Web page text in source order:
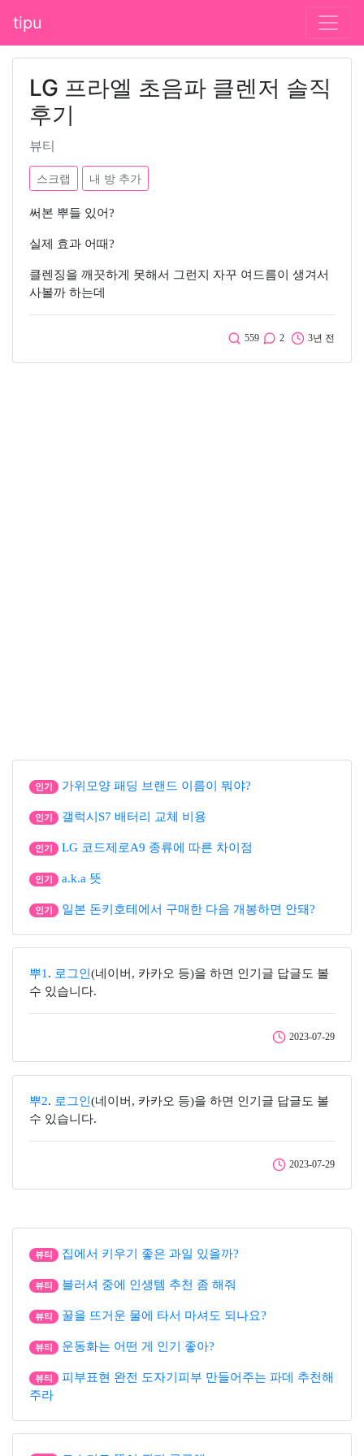
tipu
LG 프라엘 초음파 클렌저 솔직
후기
뷰티
스크랩 내 방 추가
써본 뿌들 있어?
실제 효과 어때?
클렌징을 깨끗하게 못해서 그런지 자꾸 여드름이 생겨서
사볼까 하는데
559 2 3년 전
인기 가위모양 패딩 브랜드 이름이 뭐야?
인기 갤럭시S7 배터리 교체 비용
인기 LG 코드제로A9 종류에 따른 차이점
인기 a.k.a 뜻
인기 일본 돈키호테에서 구매한 다음 개봉하면 안돼?
뿌1 . 로그인 (네이버, 카카오 등)을 하면 인기글 답글도 볼
수 있습니다.
2023-07-29
뿌2. 로그인 (네이버, 카카오 등)을 하면 인기글 답글도 볼
수 있습니다.
2023-07-29
뷰티 집에서 키우기 좋은 과일 있을까?
뷰티 블러셔 중에 인생템 추천 좀 해줘
뷰티 꿀을 뜨거운 물에 타서 마셔도 되나요?
뷰티 운동화는 어떤 게 인기 좋아?
뷰티
피부표현 완전 도자기피부 만들어주는 파데 추천해
주라